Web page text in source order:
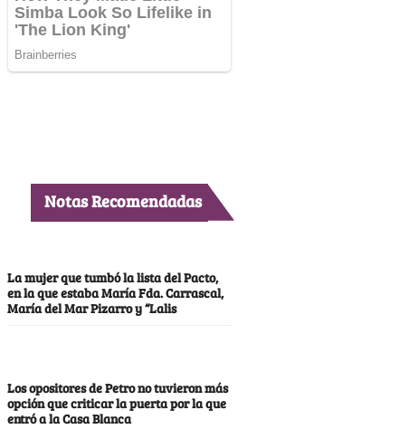
Notas Recomendadas
La mujer que tumbó la lista del Pacto,
en la que estaba María Fda. Carrascal,
María del Mar Pizarro y “Lalis
Los opositores de Petro no tuvieron más
opción que criticar la puerta por la que
entró a la Casa Blanca